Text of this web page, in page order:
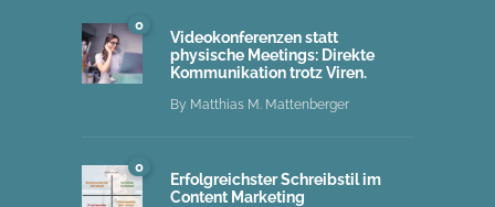
0
Videokonferenzen statt
physische Meetings: Direkte
Kommunikation trotz Viren.
By Matthias M. Mattenberger
0
Erfolgreichster Schreibstil im
Content Marketing